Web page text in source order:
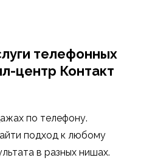
телефонных
центр Контакт
по телефону.
подход к любому
в разных нишах.